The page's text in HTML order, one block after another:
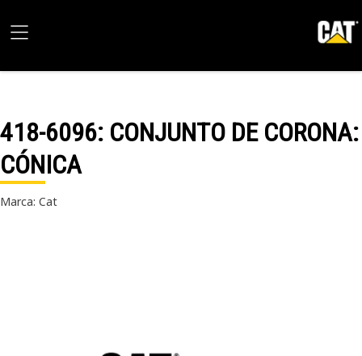
418-6096: CONJUNTO DE CORONA:
CÓNICA
Marca: Cat